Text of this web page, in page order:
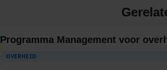
Programma Management voor
OVERHEID